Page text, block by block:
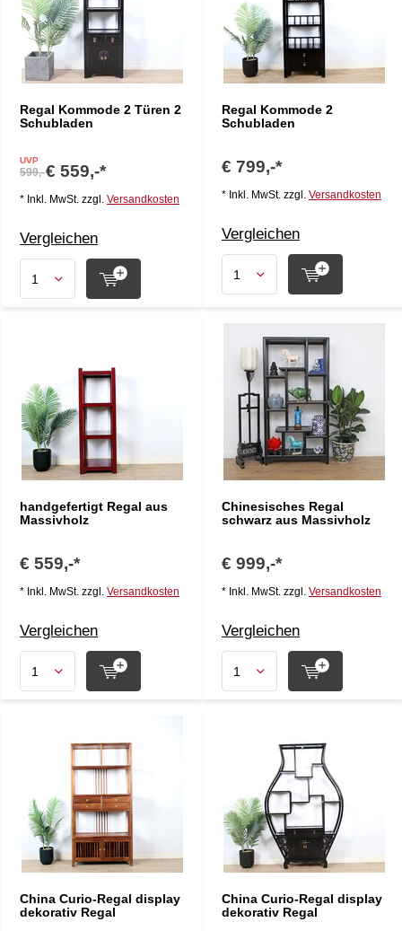
Regal Kommode 2 Türen 2
Schubladen
UVP
599,-€ 559,-*
* Inkl. MwSt. zzgl. Versandkosten
Vergleichen
Regal Kommode 2
Schubladen
€ 799,-*
* Inkl. MwSt. zzgl. Versandkosten
Vergleichen
handgefertigt Regal aus
Massivholz
€ 559,-*
* Inkl. MwSt. zzgl. Versandkosten
Vergleichen
Chinesisches Regal
schwarz aus Massivholz
€ 999,-*
* Inkl. MwSt. zzgl. Versandkosten
Vergleichen
China Curio-Regal display
dekorativ Regal
China Curio-Regal display
dekorativ Regal